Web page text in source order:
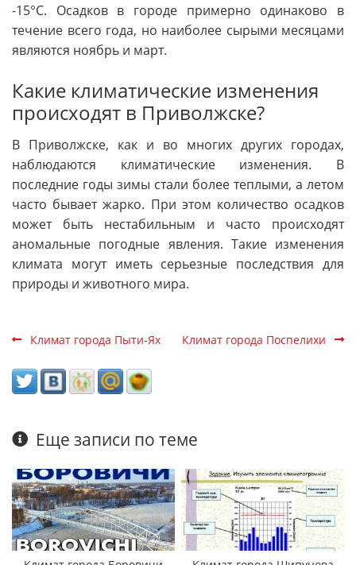
-15°C. Осадков в городе примерно одинаково в
течение всего года, но наиболее сырыми месяцами
являются ноябрь и март.
Какие климатические изменения
происходят в Приволжске?
В Приволжске, как и во многих других городах,
наблюдаются климатические изменения. В
последние годы зимы стали более теплыми, а летом
часто бывает жарко. При этом количество осадков
может быть нестабильным и часто происходят
аномальные погодные явления. Такие изменения
климата могут иметь серьезные последствия для
природы и животного мира.
Климат города Пыти-Ях Климат города Поспелихи
Еще записи по теме